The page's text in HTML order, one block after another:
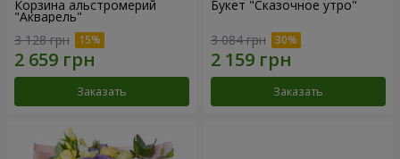
Корзина альстромерий
"Акварель"
3 128 грн
Заказать
Букет "Сказочное утро"
3 084 грн
Заказать